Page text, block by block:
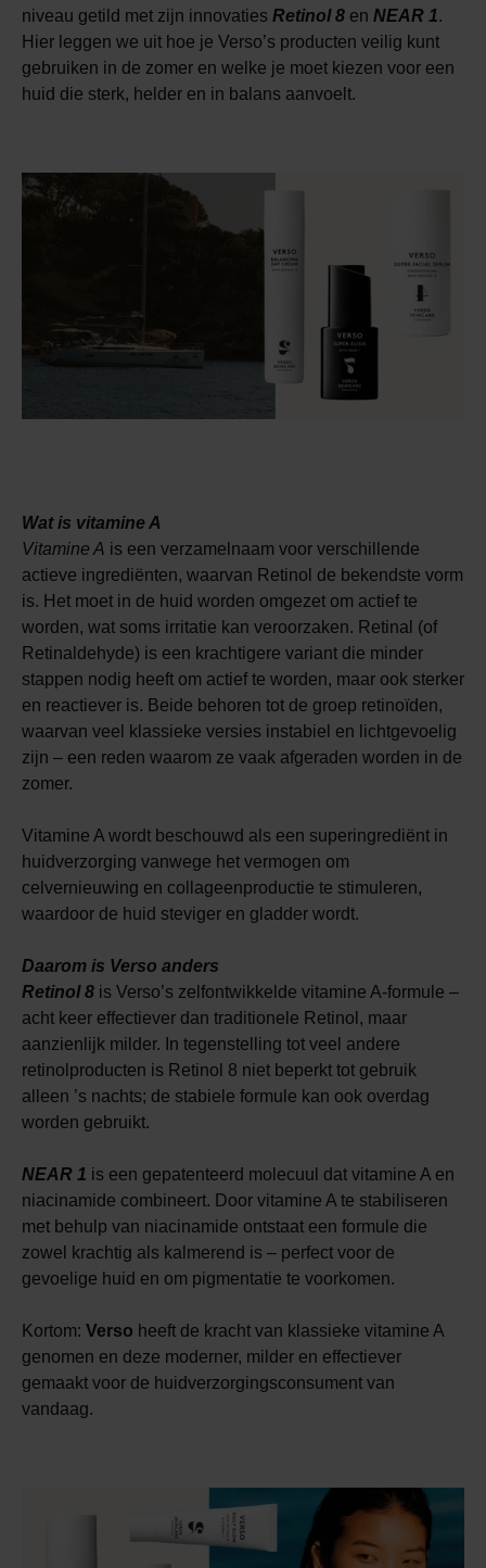
niveau getild met zijn innovaties Retinol 8 en NEAR 1.
Hier leggen we uit hoe je Verso’s producten veilig kunt
gebruiken in de zomer en welke je moet kiezen voor een
huid die sterk, helder en in balans aanvoelt.
Wat is vitamine A
Vitamine A is een verzamelnaam voor verschillende
actieve ingrediënten, waarvan Retinol de bekendste vorm
is. Het moet in de huid worden omgezet om actief te
worden, wat soms irritatie kan veroorzaken. Retinal (of
Retinaldehyde) is een krachtigere variant die minder
stappen nodig heeft om actief te worden, maar ook sterker
en reactiever is. Beide behoren tot de groep retinoïden,
waarvan veel klassieke versies instabiel en lichtgevoelig
zijn – een reden waarom ze vaak afgeraden worden in de
zomer.
Vitamine A wordt beschouwd als een superingrediënt in
huidverzorging vanwege het vermogen om
celvernieuwing en collageenproductie te stimuleren,
waardoor de huid steviger en gladder wordt.
Daarom is Verso anders
Retinol 8 is Verso’s zelfontwikkelde vitamine A-formule –
acht keer effectiever dan traditionele Retinol, maar
aanzienlijk milder. In tegenstelling tot veel andere
retinolproducten is Retinol 8 niet beperkt tot gebruik
alleen ’s nachts; de stabiele formule kan ook overdag
worden gebruikt.
NEAR 1 is een gepatenteerd molecuul dat vitamine A en
niacinamide combineert. Door vitamine A te stabiliseren
met behulp van niacinamide ontstaat een formule die
zowel krachtig als kalmerend is – perfect voor de
gevoelige huid en om pigmentatie te voorkomen.
Kortom: Verso heeft de kracht van klassieke vitamine A
genomen en deze moderner, milder en effectiever
gemaakt voor de huidverzorgingsconsument van
vandaag.